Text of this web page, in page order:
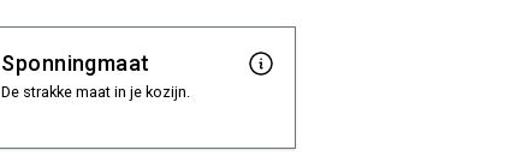
Sponningmaat
De strakke maat in je kozijn.